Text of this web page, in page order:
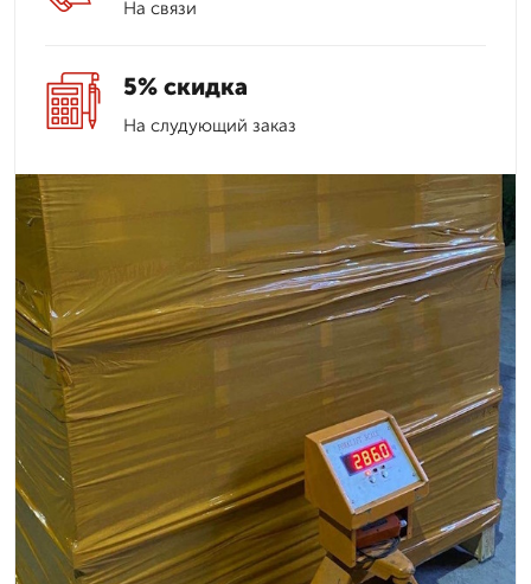
На связи
5% скидка
На слудующий заказ